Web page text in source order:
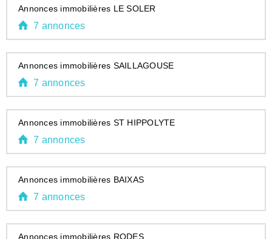
Annonces immobilières LE SOLER
7 annonces
Annonces immobilières SAILLAGOUSE
7 annonces
Annonces immobilières ST HIPPOLYTE
7 annonces
Annonces immobilières BAIXAS
7 annonces
Annonces immobilières RODES